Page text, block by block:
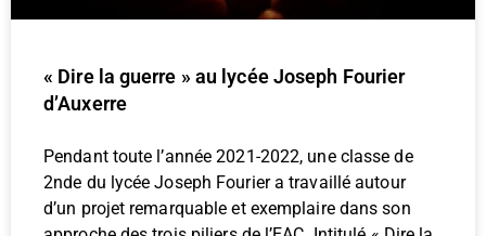
« Dire la guerre » au lycée Joseph Fourier
d’Auxerre
Pendant toute l’année 2021-2022, une classe de
2nde du lycée Joseph Fourier a travaillé autour
d’un projet remarquable et exemplaire dans son